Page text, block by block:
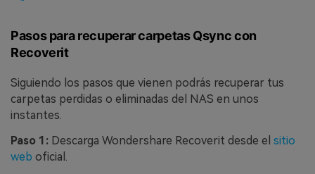
Pasos para recuperar carpetas Qsync con
Recoverit
Siguiendo los pasos que vienen podrás recuperar tus
carpetas perdidas o eliminadas del NAS en unos
instantes.
Paso 1: Descarga Wondershare Recoverit desde el sitio
web oficial.